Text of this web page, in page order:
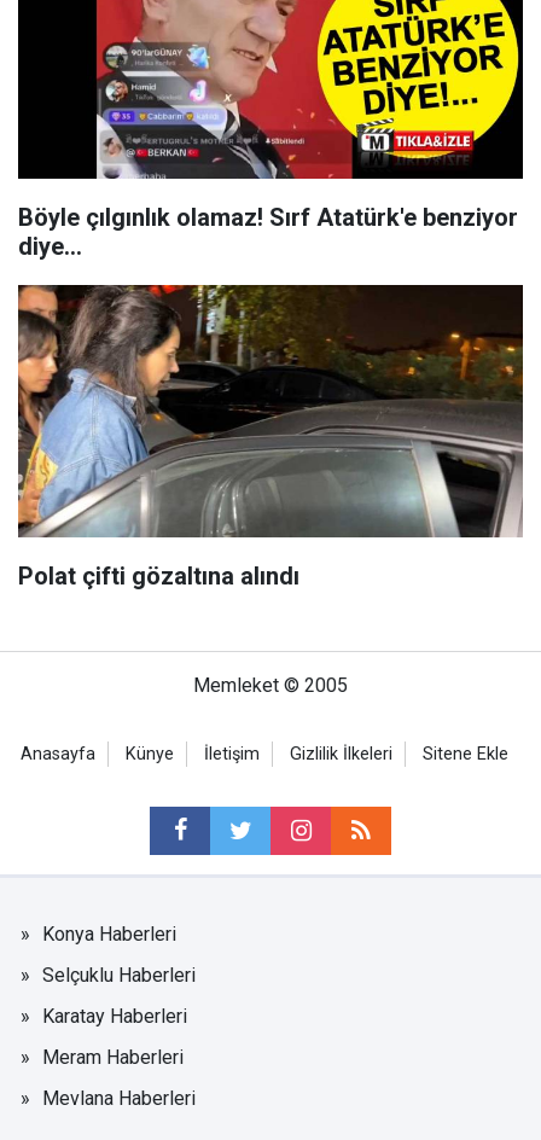
Böyle çılgınlık olamaz! Sırf Atatürk'e benziyor
diye...
Polat çifti gözaltına alındı
Memleket © 2005
Anasayfa Künye İletişim Gizlilik İlkeleri Sitene Ekle
Konya Haberleri
Selçuklu Haberleri
Karatay Haberleri
Meram Haberleri
Mevlana Haberleri